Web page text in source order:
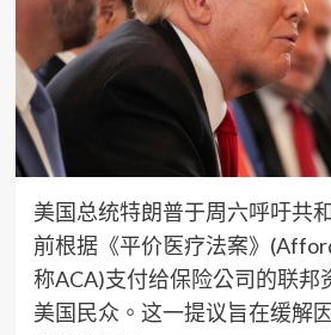
美国总统特朗普于周六呼吁共
前根据《平价医疗法案》
称ACA)支付给保险公司的联邦
美国民众。这一提议旨在缓解